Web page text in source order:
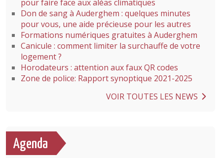
pour faire face aux aléas climatiques
Don de sang à Auderghem : quelques minutes
pour vous, une aide précieuse pour les autres
Formations numériques gratuites à Auderghem
Canicule : comment limiter la surchauffe de votre
logement ?
Horodateurs : attention aux faux QR codes
Zone de police: Rapport synoptique 2021-2025
VOIR TOUTES LES NEWS
Agenda